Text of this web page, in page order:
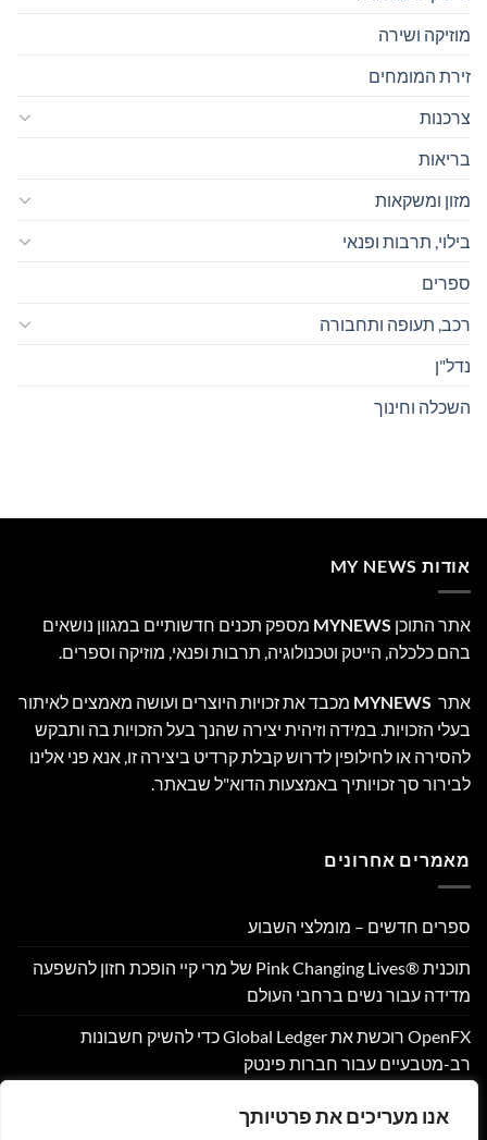
אנו מעריכים את פרטיותך
מוזיקה ושירה
זירת המומחים
צרכנות
בריאות
מזון ומשקאות
בילוי, תרבות ופנאי
ספרים
רכב, תעופה ותחבורה
נדל"ן
השכלה וחינוך
אודות MY NEWS
אתר התוכן MYNEWS מספק תכנים חדשותיים במגוון נושאים
בהם כלכלה, הייטק וטכנולוגיה, תרבות ופנאי, מוזיקה וספרים.
אתר MYNEWS מכבד את זכויות היוצרים ועושה מאמצים לאיתור
בעלי הזכויות. במידה וזיהית יצירה שהנך בעל הזכויות בה ותבקש
להסירה או לחילופין לדרוש קבלת קרדיט ביצירה זו, אנא פני אלינו
לבירור סך זכויותיך באמצעות הדוא"ל שבאתר.
מאמרים אחרונים
ספרים חדשים – מומלצי השבוע
תוכנית Pink Changing Lives®‎ של מרי קיי הופכת חזון להשפעה
מדידה עבור נשים ברחבי העולם
OpenFX רוכשת את Global Ledger כדי להשיק חשבונות
רב-מטבעיים עבור חברות פינטק
בהסכם שיווק והפניית לקוחות